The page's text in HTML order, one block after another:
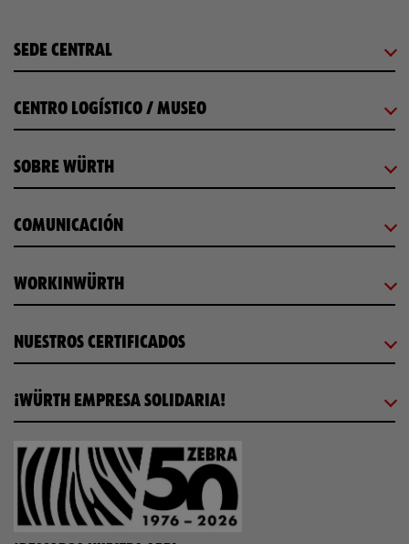
SEDE CENTRAL
CENTRO LOGÍSTICO / MUSEO
SOBRE WÜRTH
COMUNICACIÓN
WORKINWÜRTH
NUESTROS CERTIFICADOS
¡WÜRTH EMPRESA SOLIDARIA!